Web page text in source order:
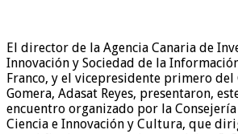
El director de la Agencia Canaria de
Innovación y Sociedad de la
Franco, y el vicepresidente primero del
Gomera, Adasat Reyes, presentaron,
encuentro organizado por la
Ciencia e Innovación y Cultura, que